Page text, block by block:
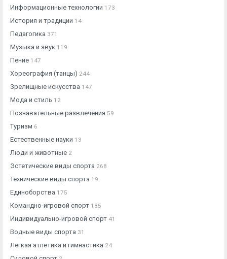
Информационные технологии 173
История и традиции 14
Педагогика 371
Музыка и звук 119
Пение 147
Хореография (танцы) 244
Зрелищные искусства 147
Мода и стиль 12
Познавательные развлечения 59
Туризм 6
Естественные науки 13
Люди и животные 2
Эстетические виды спорта 268
Технические виды спорта 19
Единоборства 175
Командно-игровой спорт 185
Индивидуально-игровой спорт 41
Водные виды спорта 31
Легкая атлетика и гимнастика 24